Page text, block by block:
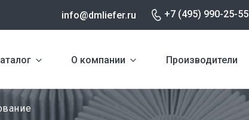
info@dmliefer.ru +7 (495) 990-25-55
О компании Производители